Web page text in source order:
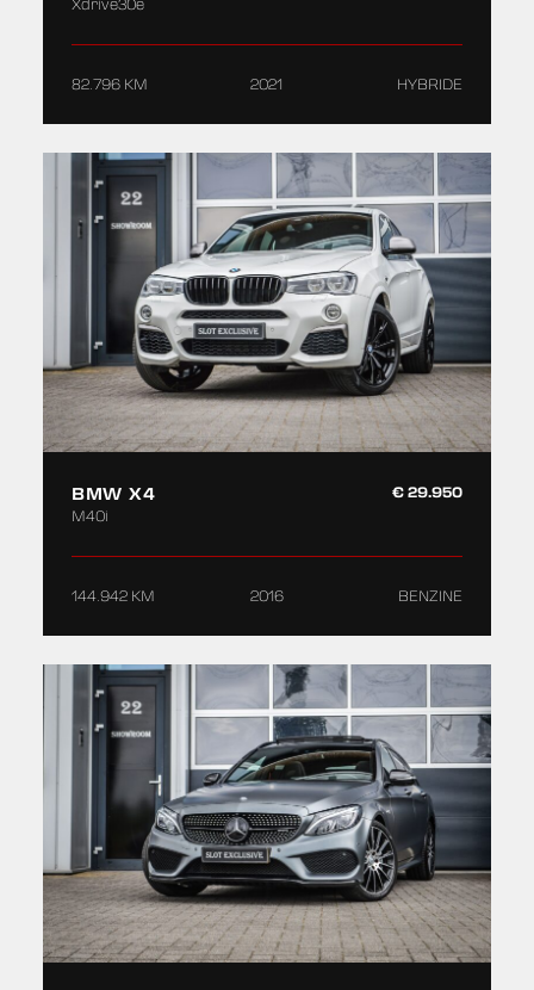
Xdrive30e
82.796 KM 2021 HYBRIDE
BMW X4
M40i
€ 29.950
144.942 KM 2016 BENZINE